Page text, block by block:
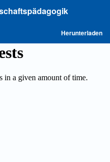
Herunterladen